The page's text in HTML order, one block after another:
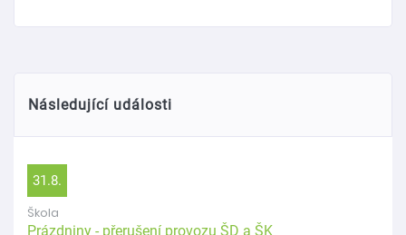
Následující události
31.8.
Škola
Prázdniny - přerušení provozu ŠD a ŠK